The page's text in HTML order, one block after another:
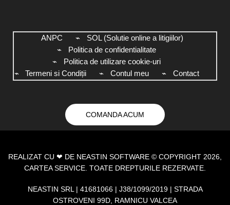
ANPC
SOL (Solutie online a litigiilor)
Politica de confidentialitate
Politica de utilizare cookie-uri
Termeni si Condiții
Contul meu Contact
COMANDA ACUM
REALIZAT CU ❤ DE NEASTIN SOFTWARE © COPYRIGHT 2026,
CARTEA SERVICE. TOATE DREPTURILE REZERVATE.
NEASTIN SRL | 41681066 | J38/1099/2019 | STRADA
OSTROVENI 99D, RAMNICU VALCEA